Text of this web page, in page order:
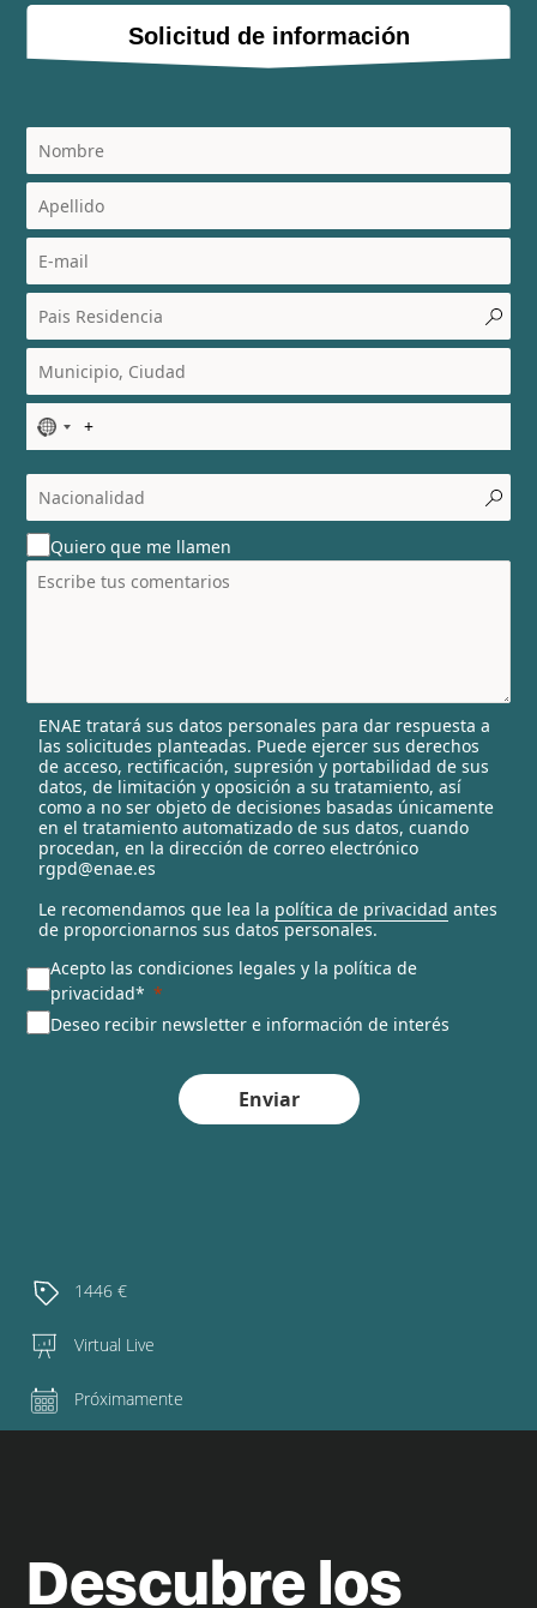
Solicitud de información
N
o
c
o
u
n
t
l
e
c
t
e
d
Quiero que me llamen
ENAE tratará sus datos personales para dar respuesta a
las solicitudes planteadas. Puede ejercer sus derechos
de acceso, rectificación, supresión y portabilidad de sus
datos, de limitación y oposición a su tratamiento, así
como a no ser objeto de decisiones basadas únicamente
en el tratamiento automatizado de sus datos, cuando
procedan, en la dirección de correo electrónico
rgpd@enae.es
Le recomendamos que lea la política de privacidad antes
de proporcionarnos sus datos personales.
Acepto las condiciones legales y la política de
privacidad*
Deseo recibir newsletter e información de interés
Enviar
1446 €
Virtual Live
Próximamente
Descubre los